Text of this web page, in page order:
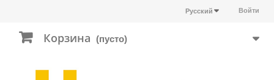
Войти
Русский
Корзина (пусто)